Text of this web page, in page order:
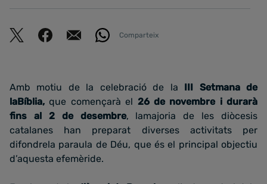
Comparteix
Amb motiu de la celebració de la III Setmana de
laBíblia, que començarà el 26 de novembre i durarà
fins al 2 de desembre, lamajoria de les diòcesis
catalanes han preparat diverses activitats per
difondrela paraula de Déu, que és el principal objectiu
d’aquesta efemèride.